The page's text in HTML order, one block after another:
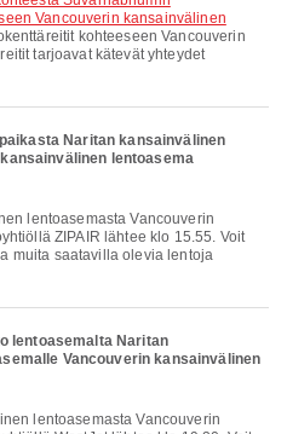
Vancouverin kansainvälinen
kohteeseen Vancouverin
tarjoavat kätevät yhteydet
Naritan kansainvälinen
lentoasema
ZIPAIR lähtee klo 15.55. Voit
muita saatavilla olevia lentoja
lentoasemalta Naritan
Vancouverin kansainvälinen